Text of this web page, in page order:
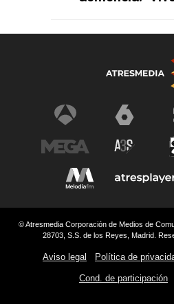
© Atresmedia Corporación de Medios de
28703, S.S. de los Reyes, Madrid.
Aviso legal Política de
Cond. de participación